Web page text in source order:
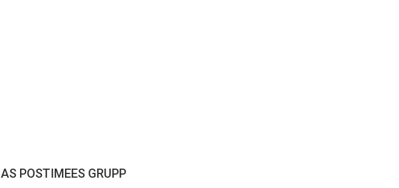
AS POSTIMEES GRUPP